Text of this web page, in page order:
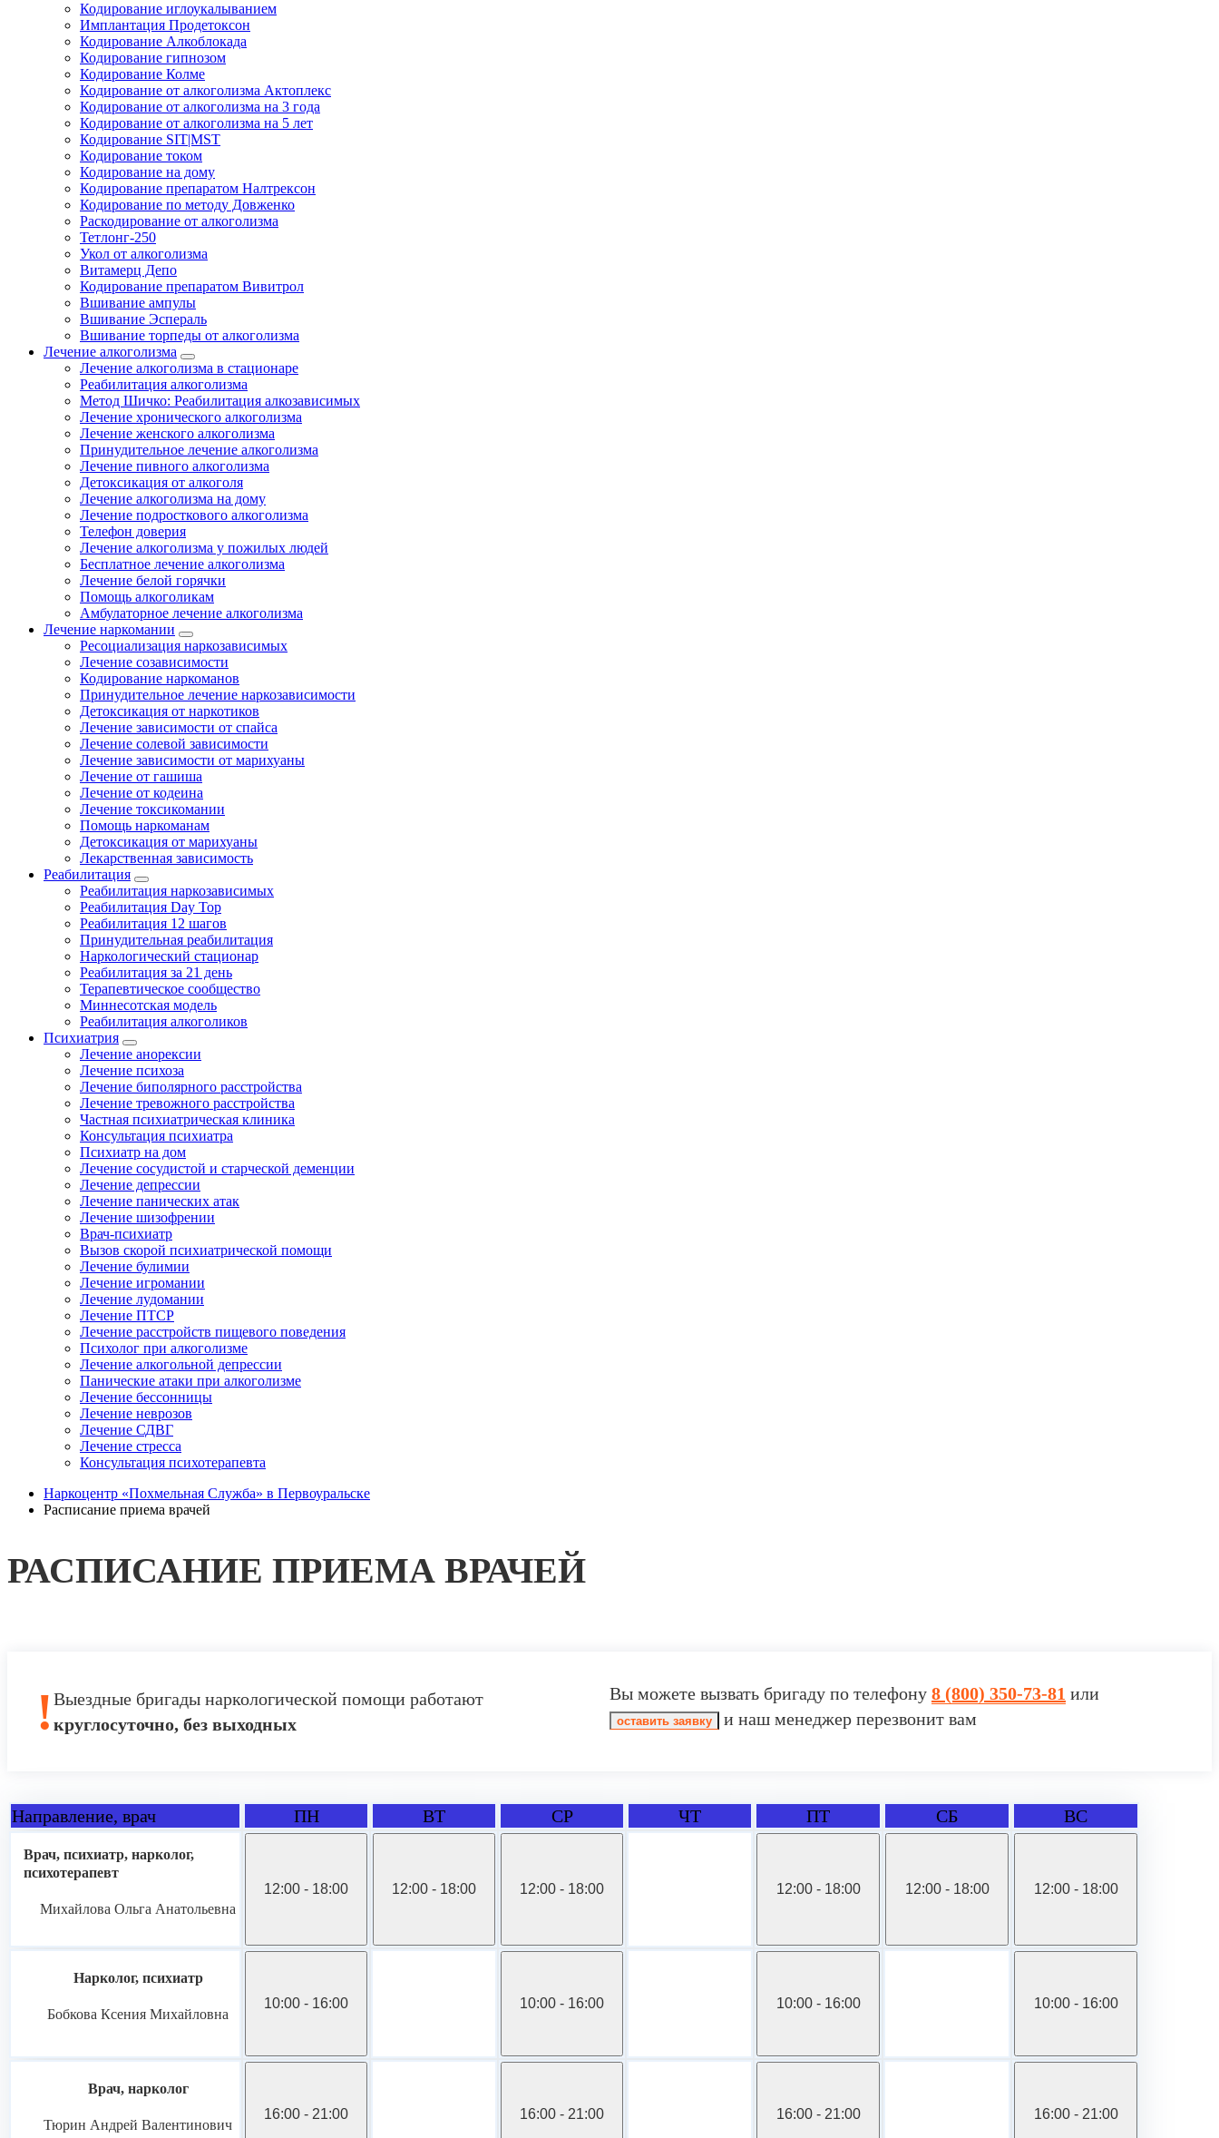
Кодирование иглоукалыванием
Имплантация Продетоксон
Кодирование Алкоблокада
Кодирование гипнозом
Кодирование Колме
Кодирование от алкоголизма Актоплекс
Кодирование от алкоголизма на 3 года
Кодирование от алкоголизма на 5 лет
Кодирование SIT|MST
Кодирование током
Кодирование на дому
Кодирование препаратом Налтрексон
Кодирование по методу Довженко
Раскодирование от алкоголизма
Тетлонг-250
Укол от алкоголизма
Витамерц Депо
Кодирование препаратом Вивитрол
Вшивание ампулы
Вшивание Эспераль
Вшивание торпеды от алкоголизма
Лечение алкоголизма
Лечение алкоголизма в стационаре
Реабилитация алкоголизма
Метод Шичко: Реабилитация алкозависимых
Лечение хронического алкоголизма
Лечение женского алкоголизма
Принудительное лечение алкоголизма
Лечение пивного алкоголизма
Детоксикация от алкоголя
Лечение алкоголизма на дому
Лечение подросткового алкоголизма
Телефон доверия
Лечение алкоголизма у пожилых людей
Бесплатное лечение алкоголизма
Лечение белой горячки
Помощь алкоголикам
Амбулаторное лечение алкоголизма
Лечение наркомании
Ресоциализация наркозависимых
Лечение созависимости
Кодирование наркоманов
Принудительное лечение наркозависимости
Детоксикация от наркотиков
Лечение зависимости от спайса
Лечение солевой зависимости
Лечение зависимости от марихуаны
Лечение от гашиша
Лечение от кодеина
Лечение токсикомании
Помощь наркоманам
Детоксикация от марихуаны
Лекарственная зависимость
Реабилитация
Реабилитация наркозависимых
Реабилитация Day Top
Реабилитация 12 шагов
Принудительная реабилитация
Наркологический стационар
Реабилитация за 21 день
Терапевтическое сообщество
Миннесотская модель
Реабилитация алкоголиков
Психиатрия
Лечение анорексии
Лечение психоза
Лечение биполярного расстройства
Лечение тревожного расстройства
Частная психиатрическая клиника
Консультация психиатра
Психиатр на дом
Лечение сосудистой и старческой деменции
Лечение депрессии
Лечение панических атак
Лечение шизофрении
Врач-психиатр
Вызов скорой психиатрической помощи
Лечение булимии
Лечение игромании
Лечение лудомании
Лечение ПТСР
Лечение расстройств пищевого поведения
Психолог при алкоголизме
Лечение алкогольной депрессии
Панические атаки при алкоголизме
Лечение бессонницы
Лечение неврозов
Лечение СДВГ
Лечение стресса
Консультация психотерапевта
Наркоцентр «Похмельная Служба» в Первоуральске
Расписание приема врачей
РАСПИСАНИЕ ПРИЕМА ВРАЧЕЙ
! Выездные бригады наркологической помощи работают
круглосуточно, без выходных
Вы можете вызвать бригаду по телефону 8 (800) 350-73-81 или
оставить заявку и наш менеджер перезвонит вам
Направление, врач ПН ВТ СР ЧТ ПТ СБ ВС
Врач, психиатр, нарколог,
психотерапевт
Михайлова Ольга Анатольевна
12:00 - 18:00 12:00 - 18:00 12:00 - 18:00 12:00 - 18:00 12:00 - 18:00 12:00 - 18:00
Нарколог, психиатр
Бобкова Ксения Михайловна
10:00 - 16:00 10:00 - 16:00 10:00 - 16:00 10:00 - 16:00
Врач, нарколог
Тюрин Андрей Валентинович
16:00 - 21:00 16:00 - 21:00 16:00 - 21:00 16:00 - 21:00